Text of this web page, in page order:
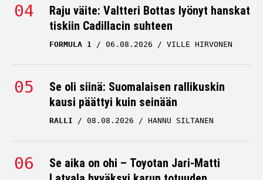
Raju väite: Valtteri Bottas lyönyt hanskat
tiskiin Cadillacin suhteen
FORMULA 1 06.08.2026 VILLE HIRVONEN
Se oli siinä: Suomalaisen rallikuskin
kausi päättyi kuin seinään
RALLI 08.08.2026 HANNU SILTANEN
Se aika on ohi – Toyotan Jari-Matti